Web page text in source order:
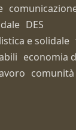
DES
e solidale
economia